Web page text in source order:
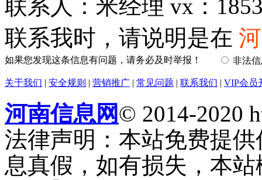
联系人：米经理 vx：
联系我时，请说明是在
如果您发现这条信息有问题，请务必及时举报！ 非法
关于我们 | 安全规则 | 营销推广 | 常见问题 | 联系我们 | VIP会员
河南信息网© 2014-2020
法律声明：本站免费提
息真假，如有损失，本